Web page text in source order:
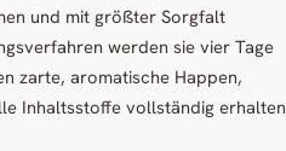
und mit größter Sorgfalt
werden sie vier Tage
zarte, aromatische Happen,
Inhaltsstoffe vollständig erhalten